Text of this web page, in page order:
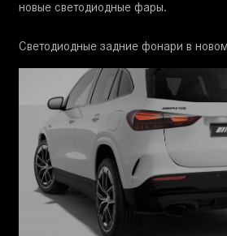
новые светодиодные фары.
Светодиодные задние фонари в